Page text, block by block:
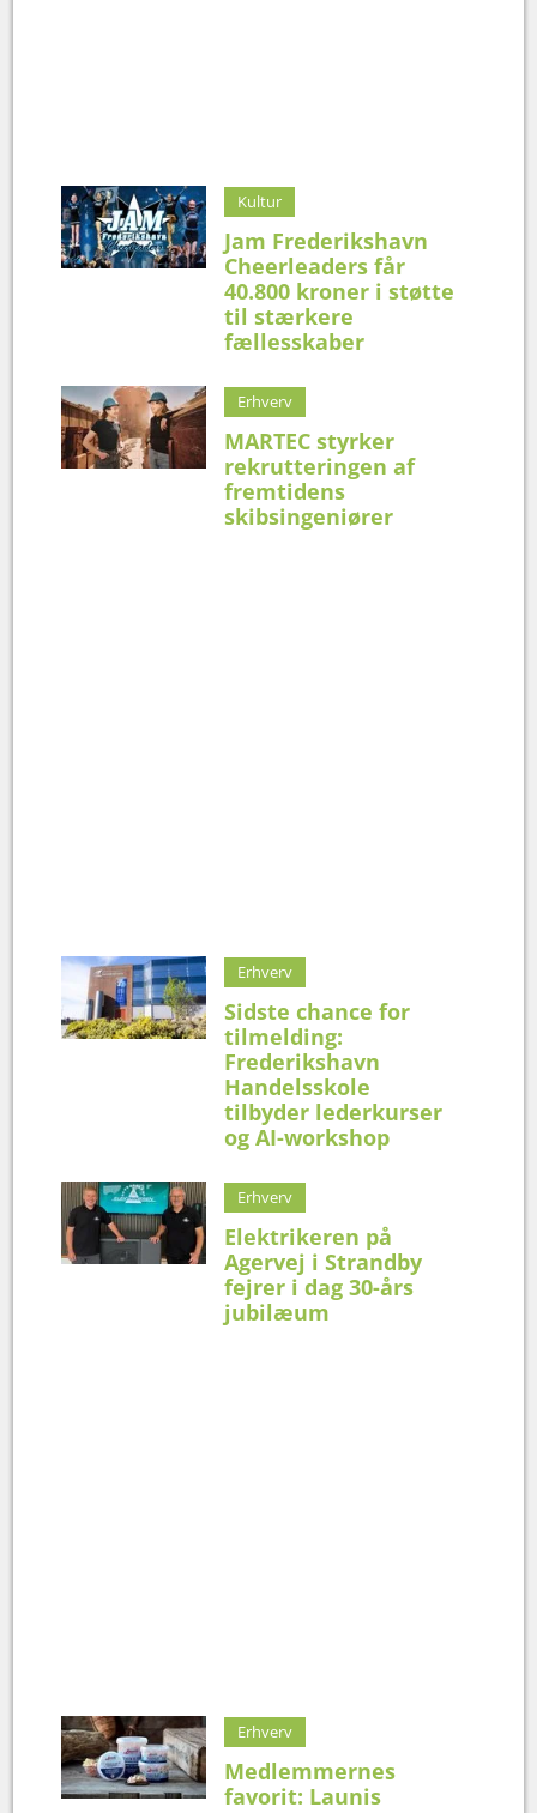
Kultur
Jam Frederikshavn
Cheerleaders får
40.800 kroner i støtte
til stærkere
fællesskaber
Erhverv
MARTEC styrker
rekrutteringen af
fremtidens
skibsingeniører
Erhverv
Sidste chance for
tilmelding:
Frederikshavn
Handelsskole
tilbyder lederkurser
og AI-workshop
Erhverv
Elektrikeren på
Agervej i Strandby
fejrer i dag 30-års
jubilæum
Erhverv
Medlemmernes
favorit: Launis